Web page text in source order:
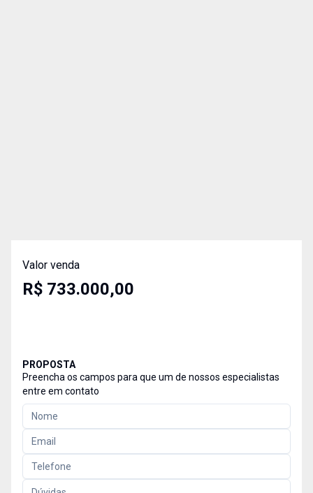
Valor venda
R$ 733.000,00
PROPOSTA
Preencha os campos para que um de nossos especialistas
entre em contato